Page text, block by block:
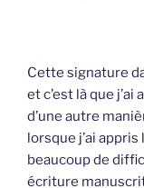
Cette signature
et c’est là que
d’une autre
lorsque j’ai appris
beaucoup de
écriture